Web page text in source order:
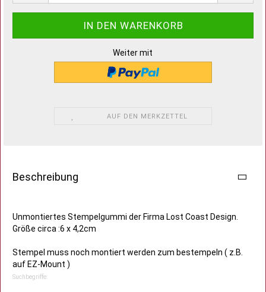
Weiter mit
AUF DEN MERKZETTEL
Beschreibung
Unmontiertes Stempelgummi der Firma Lost Coast Design.
Größe circa :6 x 4,2cm
Stempel muss noch montiert werden zum bestempeln ( z.B.
auf EZ-Mount )
Suchbegriffe: